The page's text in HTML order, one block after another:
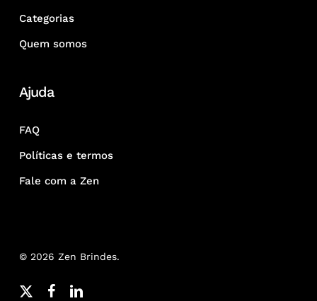
Categorias
Quem somos
Ajuda
FAQ
Políticas e termos
Fale com a Zen
© 2026 Zen Brindes.
x-
facebooklinkedin